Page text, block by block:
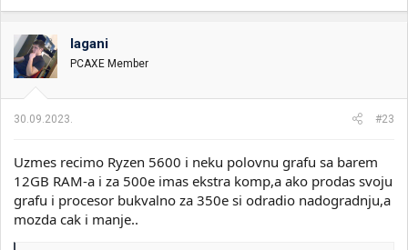
a
o
v
a
n
:
lagani
PCAXE Member
30.09.2023. #23
Uzmes recimo Ryzen 5600 i neku polovnu grafu sa barem
12GB RAM-a i za 500e imas ekstra komp,a ako prodas svoju
grafu i procesor bukvalno za 350e si odradio nadogradnju,a
mozda cak i manje..